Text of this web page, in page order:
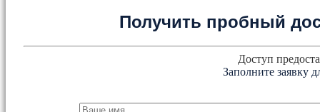
Получить пробный
Доступ
Заполните заявку